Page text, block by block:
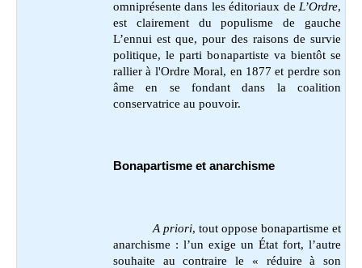
omniprésente dans les éditoriaux de L’Ordre,
est clairement du populisme de gauche
L’ennui est que, pour des raisons de survie
politique, le parti bonapartiste va bientôt se
rallier à l'Ordre Moral, en 1877 et perdre son
âme en se fondant dans la coalition
conservatrice au pouvoir.
Bonapartisme et anarchisme
A priori, tout oppose bonapartisme et
anarchisme : l’un exige un État fort, l’autre
souhaite au contraire le « réduire à son